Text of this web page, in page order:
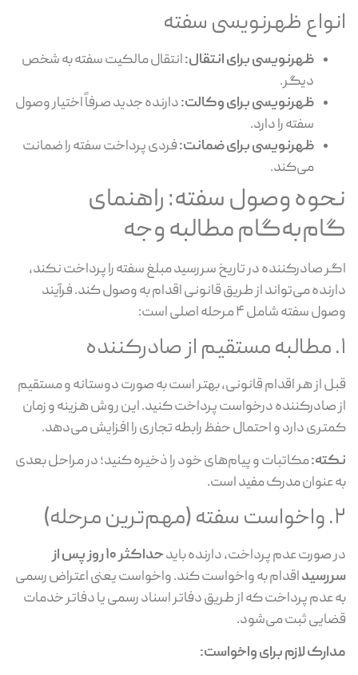
ظهرنویسی سفته
ظهرنویسی برای انتقال:انتقال مالکیت سفته به شخص
دیگر.
ظهرنویسی برای وکالت:دارنده جدید صرفاً اختیار وصول
سفته را دارد.
ظهرنویسی برای ضمانت:فردی پرداخت سفته را ضمانت
می‌کند.
وصول سفته: راهنمای
مطالبه وجه
صادرکننده در تاریخ سررسید مبلغ سفته را پرداخت نکند،
می‌تواند از طریق قانونی اقدام به وصول کند. فرآیند
سفته شامل ۴ مرحله اصلی است:
از هر اقدام قانونی، بهتر است به صورت دوستانه و مستقیم
صادرکننده درخواست پرداخت کنید. این روش هزینه و زمان
دارد و احتمال حفظ رابطه تجاری را افزایش می‌دهد.
مکاتبات و پیام‌های خود را ذخیره کنید؛ در مراحل بعدی
عنوان مدرک مفید است.
صورت عدم پرداخت، دارنده باید
حداکثر ۱۰ روز پس از
اقدام به واخواست کند. واخواست یعنی اعتراض رسمی
عدم پرداخت که از طریق دفاتر اسناد رسمی یا دفاتر خدمات
ثبت می‌شود.
لازم برای واخواست: